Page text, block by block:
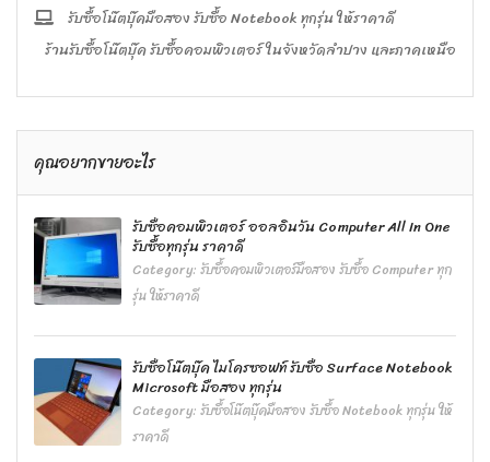
รับซื้อโน๊ตบุ๊คมือสอง รับซื้อ Notebook ทุกรุ่น ให้ราคาดี
ร้านรับซื้อโน๊ตบุ๊ค รับซื้อคอมพิวเตอร์ ในจังหวัดลำปาง และภาคเหนือ
คุณอยากขายอะไร
รับซื้อคอมพิวเตอร์ ออลอินวัน Computer All In One
รับซื้อทุกรุ่น ราคาดี
Category:รับซื้อคอมพิวเตอร์มือสอง รับซื้อ Computer ทุก
รุ่น ให้ราคาดี
รับซื้อโน๊ตบุ๊ค ไมโครซอฟท์ รับซื้อ Surface Notebook
Microsoft มือสอง ทุกรุ่น
Category:รับซื้อโน๊ตบุ๊คมือสอง รับซื้อ Notebook ทุกรุ่น ให้
ราคาดี